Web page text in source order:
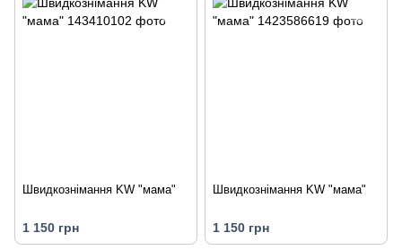
Швидкознімання KW "мама"
1 150 грн
Швидкознімання KW "мама"
1 150 грн